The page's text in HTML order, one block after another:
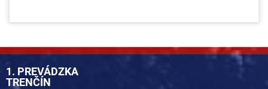
1. PREVÁDZKA
TRENČÍN